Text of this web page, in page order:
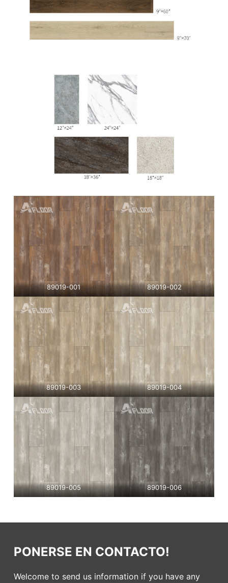
89019-001 89019-002
89019-003 89019-004
89019-005 89019-006
PONERSE EN CONTACTO!
Welcome to send us information if you have any